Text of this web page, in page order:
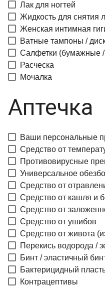
Лак для ногтей
Жидкость для снятия
Женская интимная
Ватные тампоны /
Салфетки (бумажные
Расческа
Мочалка
Аптечка
Ваши персональные
Средство от
Противовирусные
Универсальное
Средство от
Средство от кашля и
Средство от
Средство от ушибов
Средство от живота
Перекись водорода /
Бинт / эластичный
Бактерицидный
Контрацептивы